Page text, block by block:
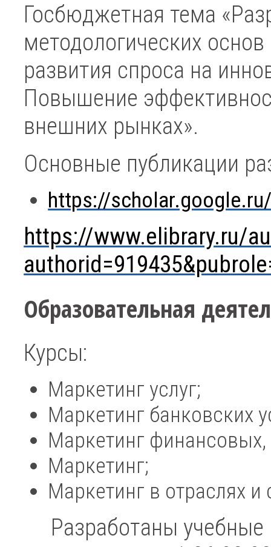
Госбюджетная тема
методологических
развития спроса на
Повышение
внешних рынках».
Основные публикации
https://
https://www.elibrary.ru/
Образовательная
Курсы:
Маркетинг услуг;
Маркетинг банковских
Маркетинг финансовых,
Маркетинг;
Маркетинг в отраслях и
Разработаны учебные